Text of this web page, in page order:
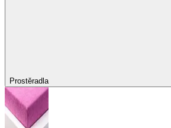
Prostěradla